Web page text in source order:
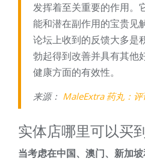
发挥着至关重要的作用。
能和潜在副作用的宝贵见
论坛上收到的反馈大多是
勃起得到改善并具有其他
健康方面的有效性。
来源： MaleExtra 药丸：
实体店哪里可以买
当考虑在中国、澳门、新加